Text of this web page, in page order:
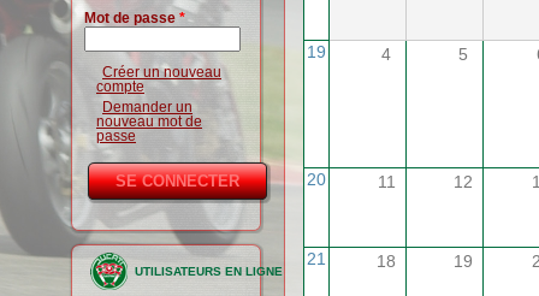
Mot de passe *
Créer un nouveau
compte
Demander un
nouveau mot de
passe
UTILISATEURS EN LIGNE
19 4 5
20 11 12
21 18 19